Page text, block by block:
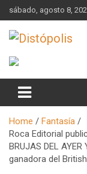
Skip
to
content
sábado, agosto 8,
Distópolis
Home
Fantasía
Roca Editorial
BRUJAS DEL
ganadora del